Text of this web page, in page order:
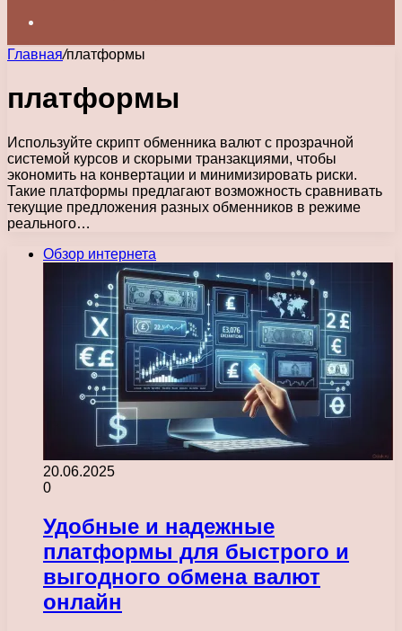
Главная/платформы
платформы
Используйте скрипт обменника валют с прозрачной
системой курсов и скорыми транзакциями, чтобы
экономить на конвертации и минимизировать риски.
Такие платформы предлагают возможность сравнивать
текущие предложения разных обменников в режиме
реального…
Обзор интернета
20.06.2025
0
Удобные и надежные
платформы для быстрого и
выгодного обмена валют
онлайн